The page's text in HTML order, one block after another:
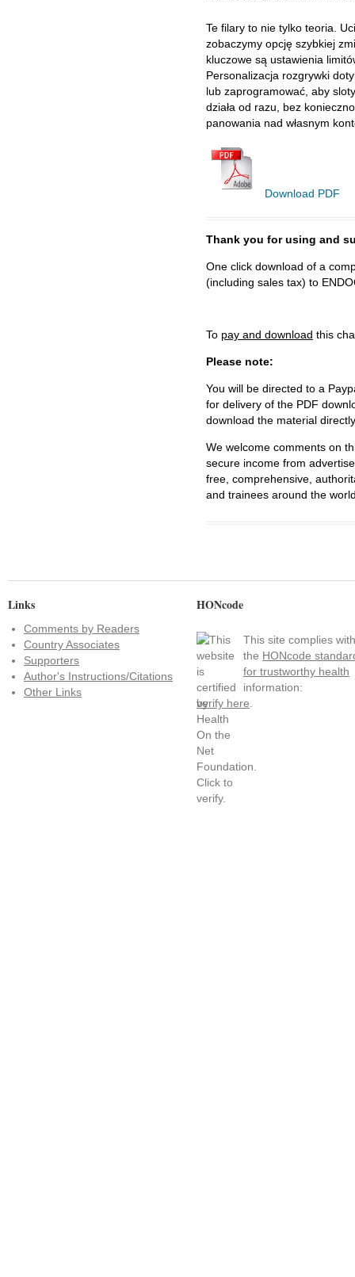
Te filary to nie tylko teoria.
zobaczymy opcję szybkiej
kluczowe są ustawienia
Personalizacja rozgrywki
lub zaprogramować, aby
działa od razu, bez
panowania nad własnym
Download PDF
Thank you for using and
One click download of a
(including sales tax) to
To pay and download this
Please note:
You will be directed to a
for delivery of the PDF
download the material
We welcome comments on
secure income from
free, comprehensive,
and trainees around the
Links
Comments by Readers
Country Associates
Supporters
Author's Instructions/Citations
Other Links
HONcode
This site complies with
the HONcode
for trustworthy health
information:
verify here